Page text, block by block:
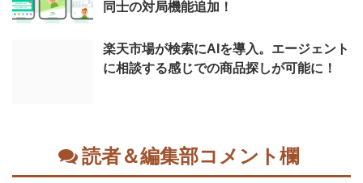
同士の対局機能追加！
楽天市場が検索にAIを導入。エージェント
に相談する感じでの商品探しが可能に！
読者＆編集部コメント欄